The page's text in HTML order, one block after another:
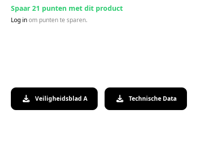
Spaar 21 punten met dit product
Log inom punten te sparen.
Veiligheidsblad A Technische Data